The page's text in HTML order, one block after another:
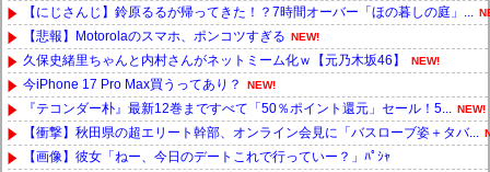
【にじさんじ】鈴原るるが帰ってきた！？7時間オーバー「ほの暮しの庭」...
【悲報】Motorolaのスマホ、ポンコツすぎる NEW!
久保史緒里ちゃんと内村さんがネットミーム化ｗ【元乃木坂46】 NEW!
今iPhone 17 Pro Max買うってあり？ NEW!
『テコンダー朴』最新12巻まですべて「50％ポイント還元」セール！5... NEW!
【衝撃】秋田県の超エリート幹部、オンライン会見に「バスローブ姿＋タバ...
【画像】彼女「ねー、今日のデートこれで行っていー？」ﾊﾟｼｬ